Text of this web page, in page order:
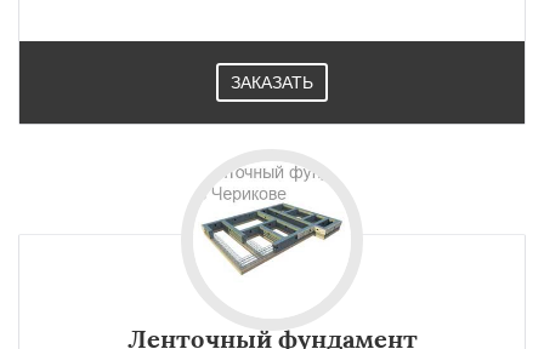
ЗАКАЗАТЬ
Ленточный фундамент